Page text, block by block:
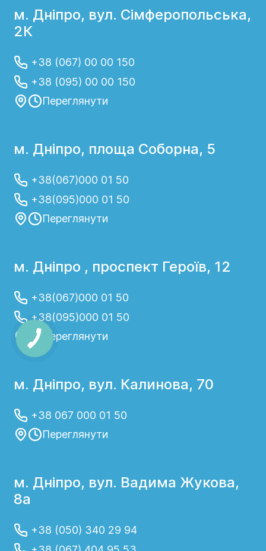
м. Дніпро, вул. Сімферопольська,
2К
+38 (067) 00 00 150
+38 (095) 00 00 150
Переглянути
м. Дніпро, площа Соборна, 5
+38(067)000 01 50
+38(095)000 01 50
Переглянути
м. Дніпро , проспект Героїв, 12
+38(067)000 01 50
+38(095)000 01 50
Переглянути
м. Дніпро, вул. Калинова, 70
+38 067 000 01 50
Переглянути
м. Дніпро, вул. Вадима Жукова,
8а
+38 (050) 340 29 94